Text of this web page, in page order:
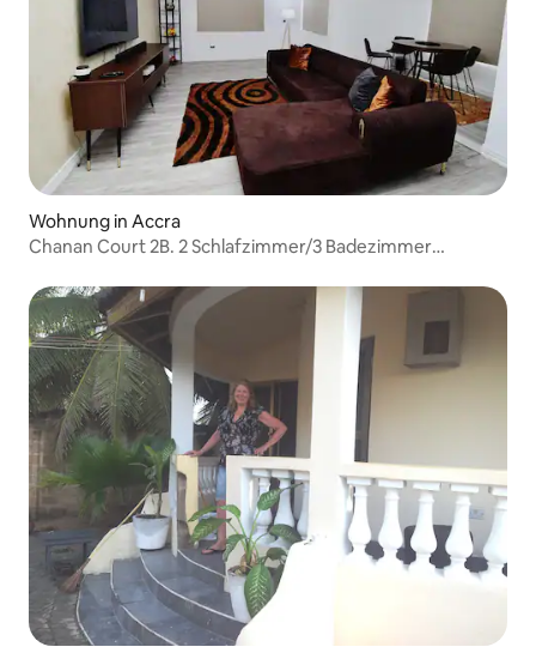
Wohnung in Accra
Chanan Court 2B. 2 Schlafzimmer/3 Badezimmer